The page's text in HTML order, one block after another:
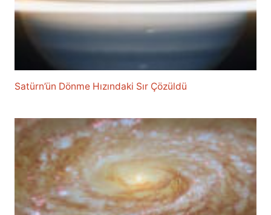
Satürn’ün Dönme Hızındaki Sır Çözüldü